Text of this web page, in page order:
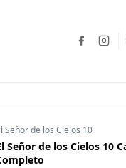
Señor de los Cielos 10
Señor de los Cielos 10